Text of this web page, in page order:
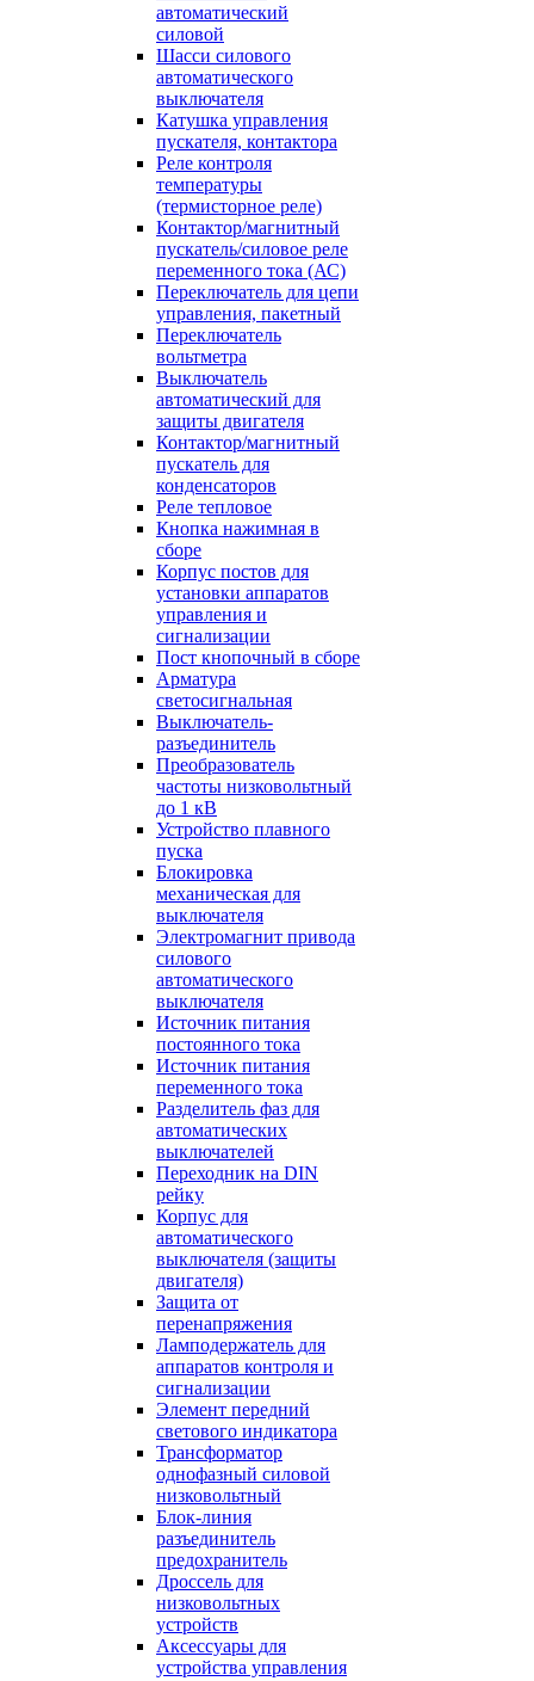
автоматический
силовой
Шасси силового
автоматического
выключателя
Катушка управления
пускателя, контактора
Реле контроля
температуры
(термисторное реле)
Контактор/магнитный
пускатель/силовое реле
переменного тока (АС)
Переключатель для цепи
управления, пакетный
Переключатель
вольтметра
Выключатель
автоматический для
защиты двигателя
Контактор/магнитный
пускатель для
конденсаторов
Реле тепловое
Кнопка нажимная в
сборе
Корпус постов для
установки аппаратов
управления и
сигнализации
Пост кнопочный в сборе
Арматура
светосигнальная
Выключатель-
разъединитель
Преобразователь
частоты низковольтный
до 1 кВ
Устройство плавного
пуска
Блокировка
механическая для
выключателя
Электромагнит привода
силового
автоматического
выключателя
Источник питания
постоянного тока
Источник питания
переменного тока
Разделитель фаз для
автоматических
выключателей
Переходник на DIN
рейку
Корпус для
автоматического
выключателя (защиты
двигателя)
Защита от
перенапряжения
Ламподержатель для
аппаратов контроля и
сигнализации
Элемент передний
светового индикатора
Трансформатор
однофазный силовой
низковольтный
Блок-линия
разъединитель
предохранитель
Дроссель для
низковольтных
устройств
Аксессуары для
устройства управления